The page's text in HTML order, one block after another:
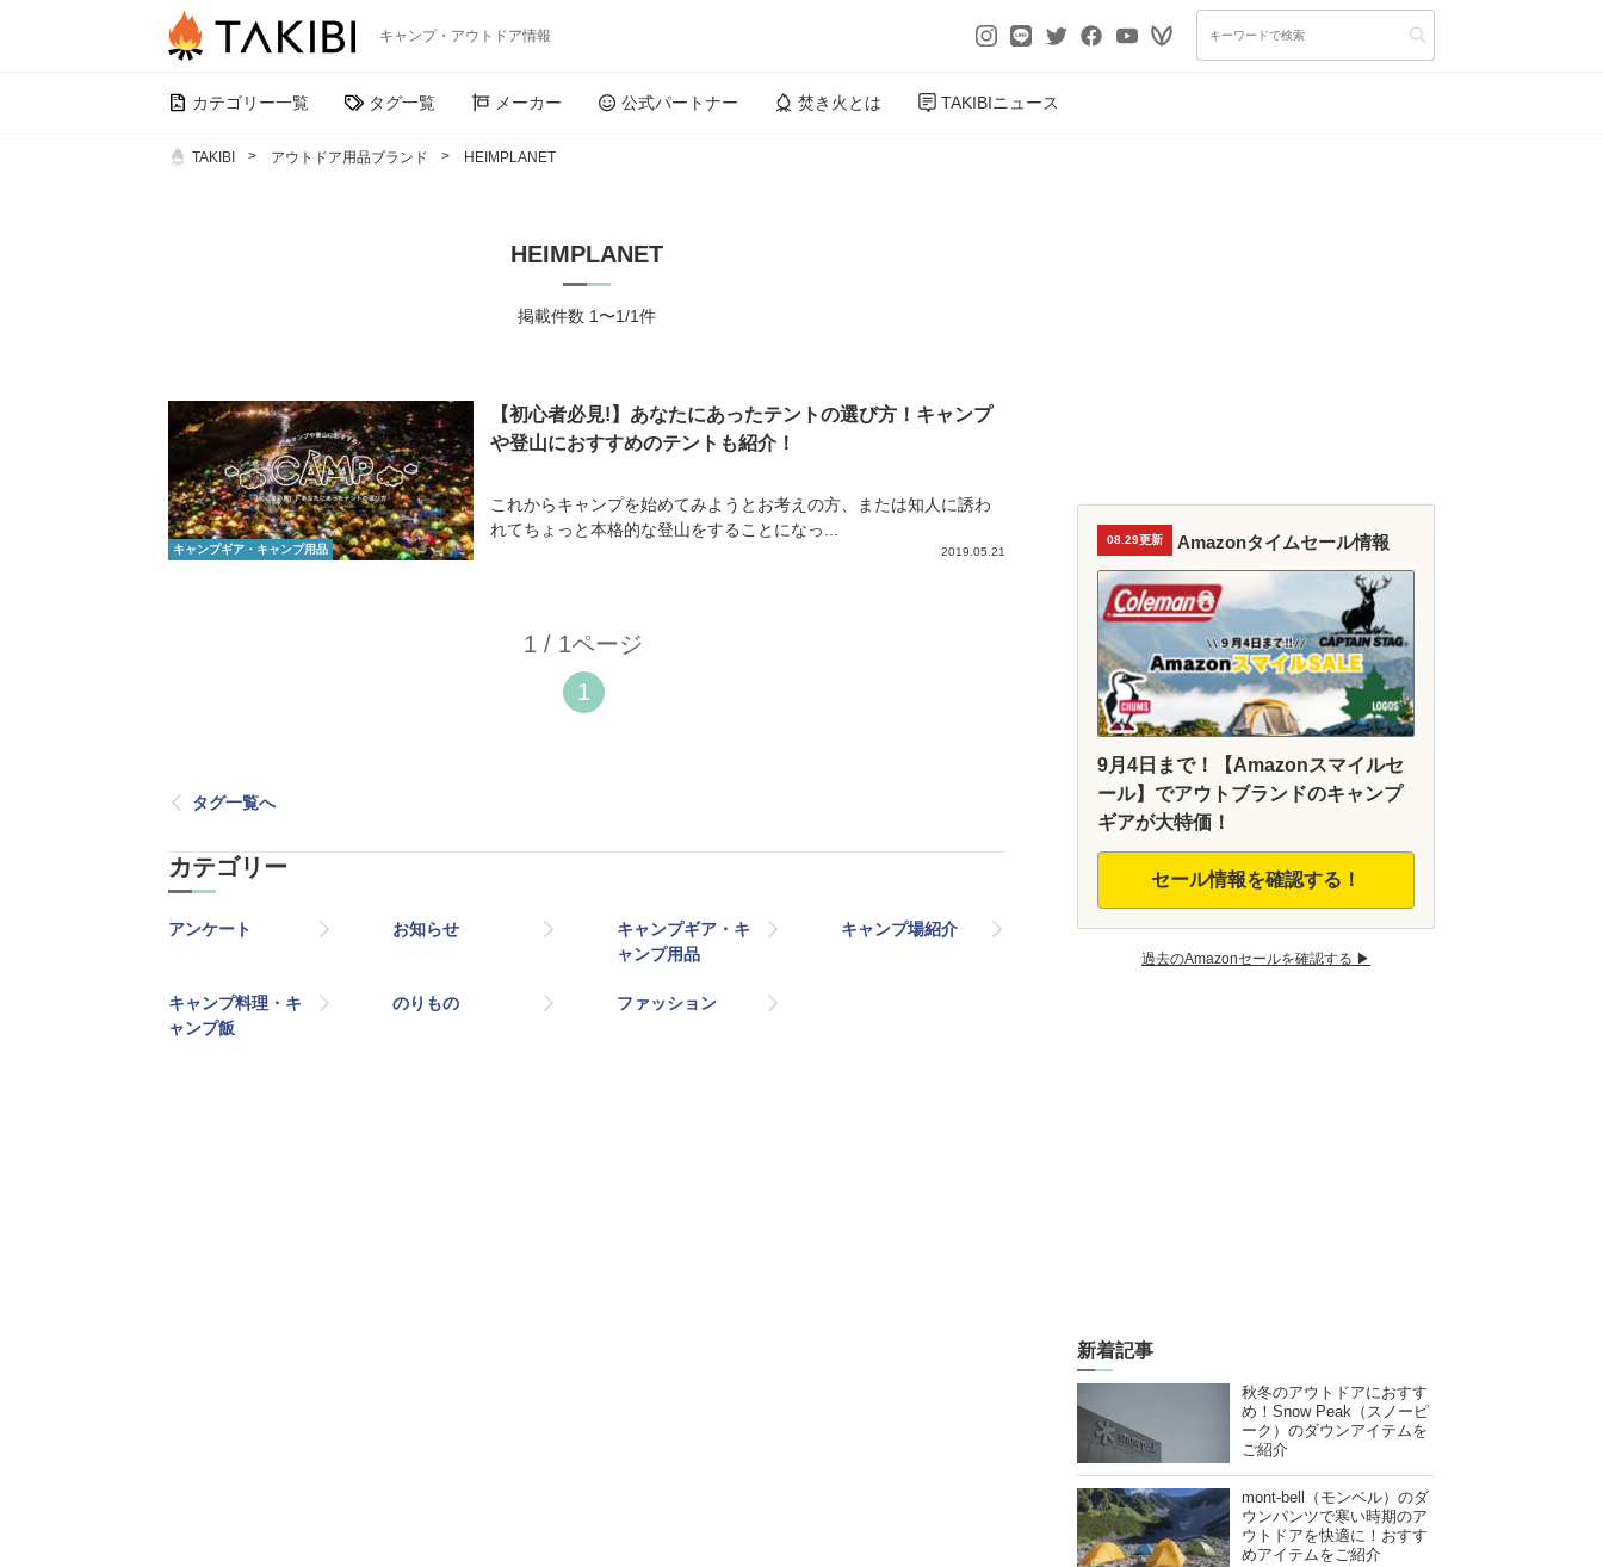
キャンプ・アウトドア情報
カテゴリー一覧 タグ一覧 メーカー 公式パートナー 焚き火とは TAKIBIニュース
TAKIBI アウトドア用品ブランド HEIMPLANET
HEIMPLANET
掲載件数 1〜1/1件
キャンプギア・キャンプ用品
【初心者必見!】あなたにあったテントの選び方！キャンプ
や登山におすすめのテントも紹介！
これからキャンプを始めてみようとお考えの方、または知人に誘わ
れてちょっと本格的な登山をすることになっ...
2019.05.21
1 / 1ページ
1
タグ一覧へ
カテゴリー
アンケート お知らせ
キャンプギア・キ
ャンプ用品
キャンプ場紹介
キャンプ料理・キ
ャンプ飯
のりもの ファッション
08.29更新 Amazonタイムセール情報
9月4日まで！【Amazonスマイルセ
ール】でアウトブランドのキャンプ
ギアが大特価！
セール情報を確認する！
過去のAmazonセールを確認する ▶︎
新着記事
秋冬のアウトドアにおすす
め！Snow Peak（スノーピ
ーク）のダウンアイテムを
ご紹介
mont-bell（モンベル）のダ
ウンパンツで寒い時期のア
ウトドアを快適に！おすす
めアイテムをご紹介